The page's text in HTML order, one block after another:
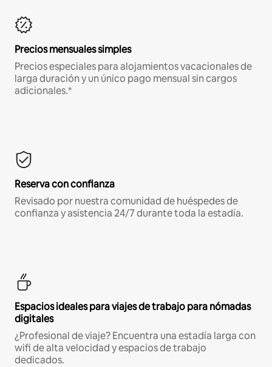
Precios mensuales simples
Precios especiales para alojamientos vacacionales de
larga duración y un único pago mensual sin cargos
adicionales.*
Reserva con confianza
Revisado por nuestra comunidad de huéspedes de
confianza y asistencia 24/7 durante toda la estadía.
Espacios ideales para viajes de trabajo para nómadas
digitales
¿Profesional de viaje? Encuentra una estadía larga con
wifi de alta velocidad y espacios de trabajo
dedicados.